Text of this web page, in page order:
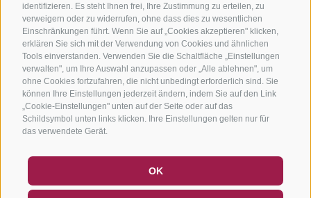
identifizieren. Es steht Ihnen frei, Ihre Zustimmung zu erteilen, zu
verweigern oder zu widerrufen, ohne dass dies zu wesentlichen
Einschränkungen führt. Wenn Sie auf „Cookies akzeptieren" klicken,
erklären Sie sich mit der Verwendung von Cookies und ähnlichen
Tools einverstanden. Verwenden Sie die Schaltfläche „Einstellungen
verwalten", um Ihre Auswahl anzupassen oder „Alle ablehnen", um
ohne Cookies fortzufahren, die nicht unbedingt erforderlich sind. Sie
können Ihre Einstellungen jederzeit ändern, indem Sie auf den Link
„Cookie-Einstellungen" unten auf der Seite oder auf das
Schildsymbol unten links klicken. Ihre Einstellungen gelten nur für
das verwendete Gerät.
OK
NEWSLETTER
SOCIAL WALL WETTER